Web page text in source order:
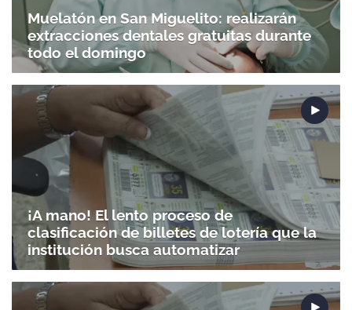
Muelatón en San Miguelito: realizarán
extracciones dentales gratuitas durante
todo el domingo
¡A mano! El lento proceso de
clasificación de billetes de lotería que la
institución busca automatizar